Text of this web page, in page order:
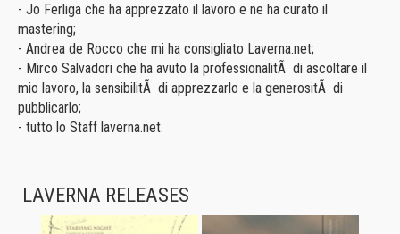
- Jo Ferliga che ha apprezzato il lavoro e ne ha curato il
mastering;
- Andrea de Rocco che mi ha consigliato Laverna.net;
- Mirco Salvadori che ha avuto la professionalitÃ di ascoltare il
mio lavoro, la sensibilitÃ di apprezzarlo e la generositÃ di
pubblicarlo;
- tutto lo Staff laverna.net.
LAVERNA RELEASES